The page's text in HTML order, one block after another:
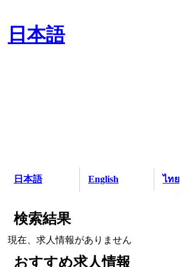
日本語
日本語
English ไทย
検索結果
現在、求人情報がありません
おすすめ求人情報